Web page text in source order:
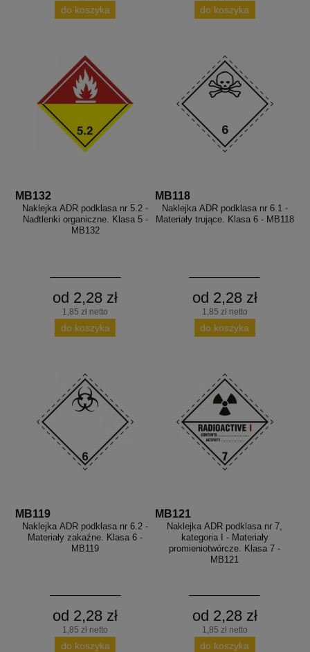
do koszyka do koszyka
MB132
Naklejka ADR podklasa nr 5.2 -
Nadtlenki organiczne. Klasa 5 -
MB132
od 2,28 zł
1,85 zł netto
do koszyka
MB118
Naklejka ADR podklasa nr 6.1 -
Materiały trujące. Klasa 6 - MB118
od 2,28 zł
1,85 zł netto
do koszyka
MB119
Naklejka ADR podklasa nr 6.2 -
Materiały zakaźne. Klasa 6 -
MB119
od 2,28 zł
1,85 zł netto
do koszyka
MB121
Naklejka ADR podklasa nr 7,
kategoria I - Materiały
promieniotwórcze. Klasa 7 -
MB121
od 2,28 zł
1,85 zł netto
do koszyka